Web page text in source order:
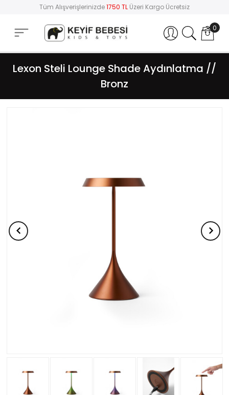
Tüm Alışverişlerinizde1750 TL Üzeri Kargo Ücretsiz
Hesabım 0
Lexon Steli Lounge Shade Aydınlatma //
Bronz